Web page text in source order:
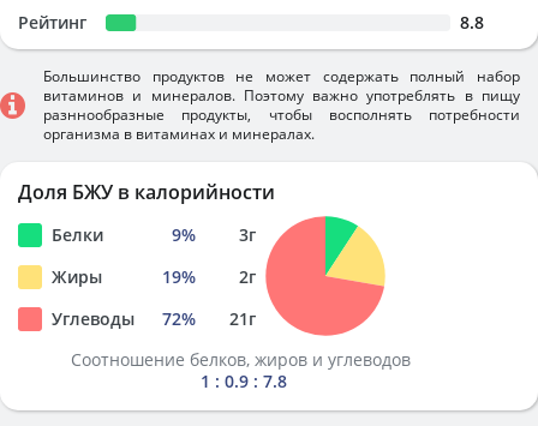
Рейтинг 8.8
Большинство продуктов не может содержать полный набор
витаминов и минералов. Поэтому важно употреблять в пищу
разннообразные продукты, чтобы восполнять потребности
организма в витаминах и минералах.
Доля БЖУ в калорийности
Белки 9% 3г
Жиры
19% 2г
Углеводы
72% 21г
Соотношение белков, жиров и углеводов
1 : 0.9 : 7.8